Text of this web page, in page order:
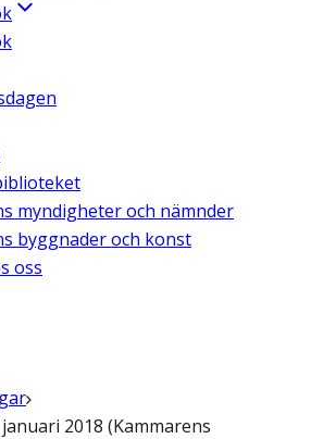
myndigheter och nämnder
byggnader och konst
oss
2018 (Kammarens